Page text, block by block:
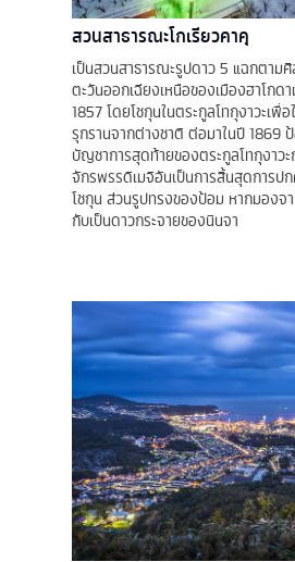
สวนสาธารณะโกเรียวคาคุ
เป็นสวนสาธารณะรูปดาว 5 แฉกตาม
ตะวันออกเฉียงเหนือของเมืองฮาโกด
1857 โดยโชกุนในตระกูลโทกุงาวะเพื่
รุกรานจากต่างชาติ ต่อมาในปี 1869
บัญชาการสุดท้ายของตระกูลโทกุงาว
จักรพรรดิเมจิอันเป็นการสิ้นสุดการป
โชกุน ส่วนรูปทรงของป้อม หากมองจ
กับเป็นดาวกระจายของนินจา